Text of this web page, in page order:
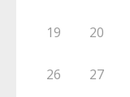
19 20
26 27